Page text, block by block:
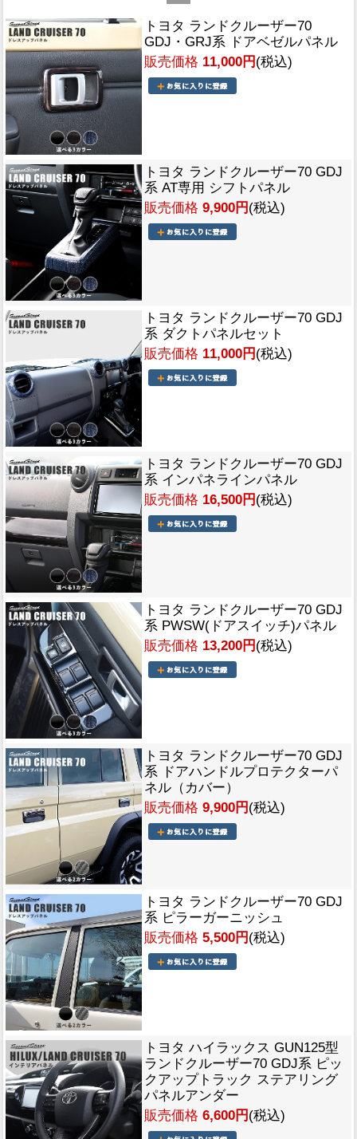
トヨタ ランドクルーザー70
GDJ・GRJ系 ドアベゼルパネル
販売価格 11,000円 (税込)
トヨタ ランドクルーザー70 GDJ
系 AT専用 シフトパネル
販売価格 9,900円 (税込)
トヨタ ランドクルーザー70 GDJ
系 ダクトパネルセット
販売価格 11,000円 (税込)
トヨタ ランドクルーザー70 GDJ
系 インパネラインパネル
販売価格 16,500円 (税込)
トヨタ ランドクルーザー70 GDJ
系 PWSW(ドアスイッチ)パネル
販売価格 13,200円 (税込)
トヨタ ランドクルーザー70 GDJ
系 ドアハンドルプロテクターパ
ネル（カバー）
販売価格 9,900円 (税込)
トヨタ ランドクルーザー70 GDJ
系 ピラーガーニッシュ
販売価格 5,500円 (税込)
トヨタ ハイラックス GUN125型
ランドクルーザー70 GDJ系 ピッ
クアップトラック ステアリング
パネルアンダー
販売価格 6,600円 (税込)